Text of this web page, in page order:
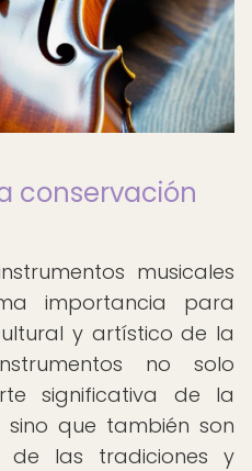
conservación
musicales
importancia para
y artístico de la
no solo
significativa de la
que también son
de las tradiciones y